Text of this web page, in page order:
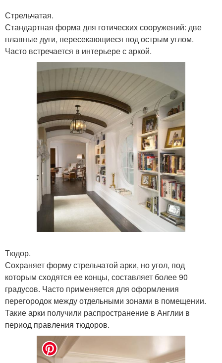
Стрельчатая.
Стандартная форма для готических сооружений: две
плавные дуги, пересекающиеся под острым углом.
Часто встречается в интерьере с аркой.
Тюдор.
Сохраняет форму стрельчатой арки, но угол, под
которым сходятся ее концы, составляет более 90
градусов. Часто применяется для оформления
перегородок между отдельными зонами в помещении.
Такие арки получили распространение в Англии в
период правления тюдоров.